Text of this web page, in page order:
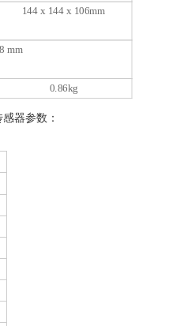
144 x 144 x 106mm
mm
0.86kg
感器参数：